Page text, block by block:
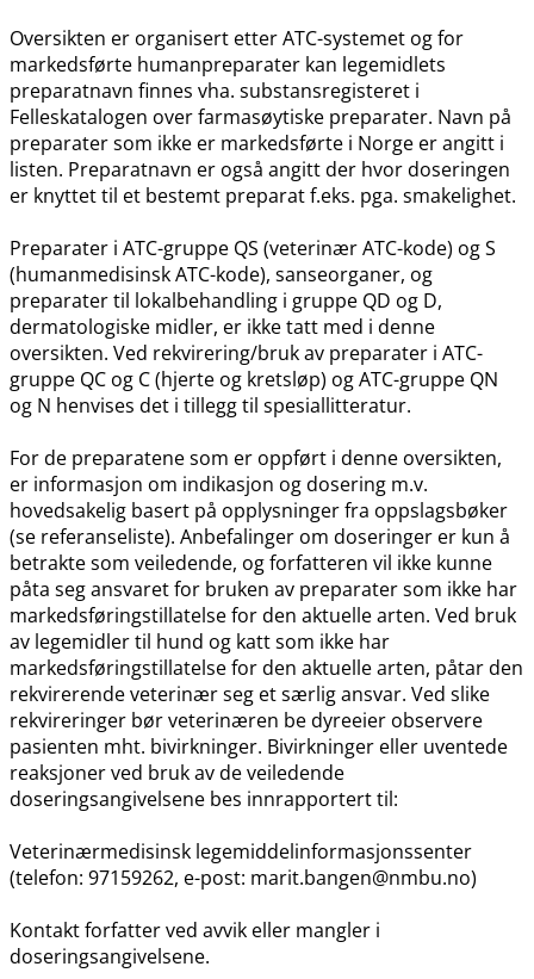
Oversikten er organisert etter ATC-systemet og for
markedsførte humanpreparater kan legemidlets
preparatnavn finnes vha. substansregisteret i
Felleskatalogen over farmasøytiske preparater. Navn på
preparater som ikke er markedsførte i Norge er angitt i
listen. Preparatnavn er også angitt der hvor doseringen
er knyttet til et bestemt preparat f.eks. pga. smakelighet.
Preparater i ATC-gruppe QS (veterinær ATC-kode) og S
(humanmedisinsk ATC-kode), sanseorganer, og
preparater til lokalbehandling i gruppe QD og D,
dermatologiske midler, er ikke tatt med i denne
oversikten. Ved rekvirering​/​bruk av preparater i ATC-
gruppe QC og C (hjerte og kretsløp) og ATC-gruppe QN
og N henvises det i tillegg til spesiallitteratur.
For de preparatene som er oppført i denne oversikten,
er informasjon om indikasjon og dosering m.v.
hovedsakelig basert på opplysninger fra oppslagsbøker
(se referanseliste). Anbefalinger om doseringer er kun å
betrakte som veiledende, og forfatteren vil ikke kunne
påta seg ansvaret for bruken av preparater som ikke har
markedsføringstillatelse for den aktuelle arten. Ved bruk
av legemidler til hund og katt som ikke har
markedsføringstillatelse for den aktuelle arten, påtar den
rekvirerende veterinær seg et særlig ansvar. Ved slike
rekvireringer bør veterinæren be dyreeier observere
pasienten mht. bivirkninger. Bivirkninger eller uventede
reaksjoner ved bruk av de veiledende
doseringsangivelsene bes innrapportert til:
Veterinærmedisinsk legemiddelinformasjonssenter
(telefon: 97159262, e-post: marit.bangen@nmbu.no)
Kontakt forfatter ved avvik eller mangler i
doseringsangivelsene.